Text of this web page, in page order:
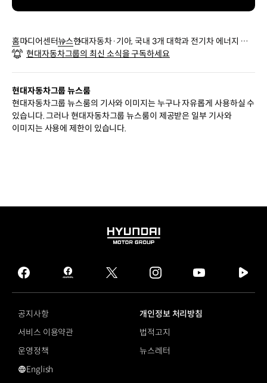
홈미디어센터뉴스현대자동차·기아, 국내 3개 대학과 전기차 에너지 관
리 공동연구실 설립
현대자동차그룹의 최신 소식을 구독하세요
현대자동차그룹 뉴스룸
현대자동차그룹 뉴스룸의 기사와 이미지는 누구나 자유롭게 사용하실 수
있습니다. 그러나 현대자동차그룹 뉴스룸이 제공받은 일부 기사와
이미지는 사용에 제한이 있습니다.
HYUNDAI
GROUP
facebook
hmg
journal
twitter instagram
tv
공지사항
개인정보 처리방침
서비스 이용약관
법적고지
운영정책
뉴스레터
영문 사이트로 이동
English